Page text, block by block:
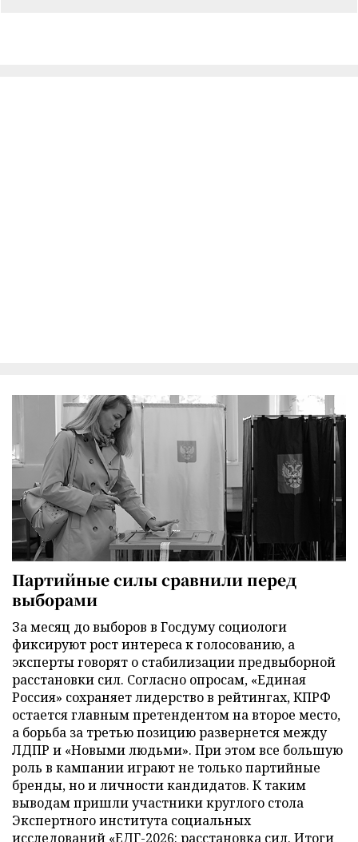
Партийные силы сравнили перед
выборами
За месяц до выборов в Госдуму социологи
фиксируют рост интереса к голосованию, а
эксперты говорят о стабилизации предвыборной
расстановки сил. Согласно опросам, «Единая
Россия» сохраняет лидерство в рейтингах, КПРФ
остается главным претендентом на второе место,
а борьба за третью позицию развернется между
ЛДПР и «Новыми людьми». При этом все большую
роль в кампании играют не только партийные
бренды, но и личности кандидатов. К таким
выводам пришли участники круглого стола
Экспертного института социальных
исследований «ЕДГ-2026: расстановка сил. Итоги